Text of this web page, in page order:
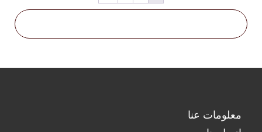
Professional Derma
Prollenium
PY Medical
Teoxane
معلومات عنا